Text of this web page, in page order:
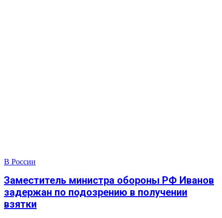
В России
Заместитель министра обороны РФ Иванов
задержан по подозрению в получении
взятки